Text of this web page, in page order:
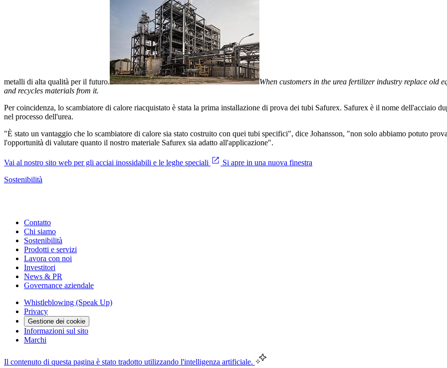
metalli di alta qualità per il futuro.
When customers in the urea fertilizer industry replace old
and recycles materials from it.
Per coincidenza, lo scambiatore di calore riacquistato è stata la prima installazione di prova dei tubi Safurex. Safurex è il nome dell'acciaio
nel processo dell'urea.
"È stato un vantaggio che lo scambiatore di calore sia stato costruito con quei tubi specifici", dice Johansson, "non solo abbiamo potuto
l'opportunità di valutare quanto il nostro materiale Safurex sia adatto all'applicazione".
Vai al nostro sito web per gli acciai inossidabili e le leghe speciali
Si apre in una nuova finestra
Sostenibilità
Contatto
Chi siamo
Sostenibilità
Prodotti e servizi
Lavora con noi
Investitori
News & PR
Governance aziendale
Whistleblowing (Speak Up)
Privacy
Gestione dei cookie
Informazioni sul sito
Marchi
Il contenuto di questa pagina è stato tradotto utilizzando l'intelligenza artificiale.